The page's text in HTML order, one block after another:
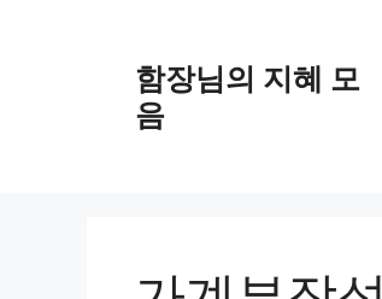
함장님의 지혜 모
음